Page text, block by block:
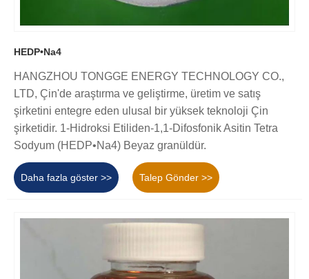
HEDP•Na4
HANGZHOU TONGGE ENERGY TECHNOLOGY CO.,
LTD, Çin'de araştırma ve geliştirme, üretim ve satış
şirketini entegre eden ulusal bir yüksek teknoloji Çin
şirketidir. 1-Hidroksi Etiliden-1,1-Difosfonik Asitin Tetra
Sodyum (HEDP•Na4) Beyaz granüldür.
Daha fazla göster >> Talep Gönder >>